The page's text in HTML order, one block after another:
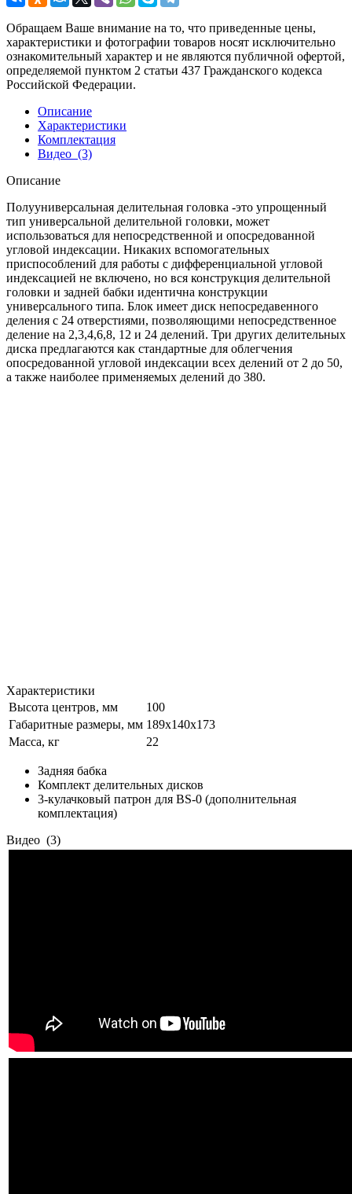
Обращаем Ваше внимание на то, что приведенные цены,
характеристики и фотографии товаров носят исключительно
ознакомительный характер и не являются публичной офертой,
определяемой пунктом 2 статьи 437 Гражданского кодекса
Российской Федерации.
Описание
Характеристики
Комплектация
Видео (3)
Описание
Полууниверсальная делительная головка -это упрощенный
тип универсальной делительной головки, может
использоваться для непосредственной и опосредованной
угловой индексации. Никаких вспомогательных
приспособлений для работы с дифференциальной угловой
индексацией не включено, но вся конструкция делительной
головки и задней бабки идентична конструкции
универсального типа. Блок имеет диск непосредавенного
деления с 24 отверстиями, позволяющими непосредственное
деление на 2,3,4,6,8, 12 и 24 делений. Три других делительных
диска предлагаются как стандартные для облегчения
опосредованной угловой индексации всех делений от 2 до 50,
а также наиболее применяемых делений до 380.
Характеристики
Высота центров, мм
100
Габаритные размеры, мм 189x140x173
Масса, кг
22
Задняя бабка
Комплект делительных дисков
3-кулачковый патрон для BS-0 (дополнительная
комплектация)
Видео (3)